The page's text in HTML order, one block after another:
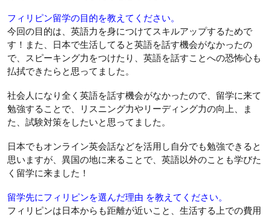
フィリピン留学の目的を教えてください。
今回の目的は、英語力を身につけてスキルアップするためで
す！また、日本で生活してると英語を話す機会がなかったの
で、スピーキング力をつけたり、英語を話すことへの恐怖心も
払拭できたらと思ってました。
社会人になり全く英語を話す機会がなかったので、留学に来て
勉強することで、リスニング力やリーディング力の向上、ま
た、試験対策をしたいと思ってました。
日本でもオンライン英会話などを活用し自分でも勉強できると
思いますが、異国の地に来ることで、英語以外のことも学びた
く留学に来ました！
留学先にフィリピンを選んだ理由 を教えてください。
フィリピンは日本からも距離が近いこと、生活する上での費用